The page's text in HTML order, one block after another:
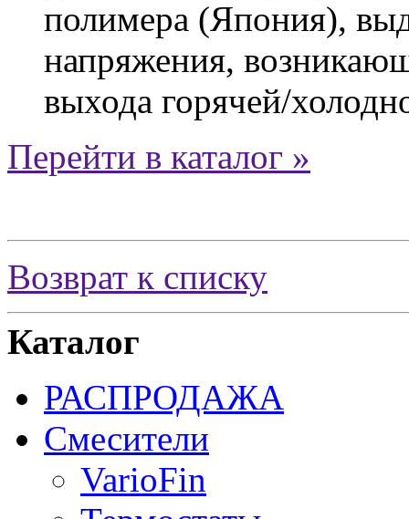
полимера (Япония),
напряжения,
выхода горячей/
Перейти в каталог »
Возврат к списку
Каталог
РАСПРОДАЖА
Смесители
VarioFin